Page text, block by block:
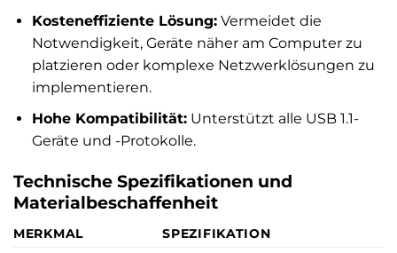
Kosteneffiziente Lösung:Vermeidet die
Notwendigkeit, Geräte näher am Computer zu
platzieren oder komplexe Netzwerklösungen zu
implementieren.
Hohe Kompatibilität:Unterstützt alle USB 1.1-
Geräte und -Protokolle.
Technische Spezifikationen und
Materialbeschaffenheit
MERKMAL
SPEZIFIKATION